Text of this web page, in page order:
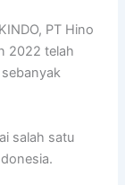
PT Hino
2022 telah
salah satu